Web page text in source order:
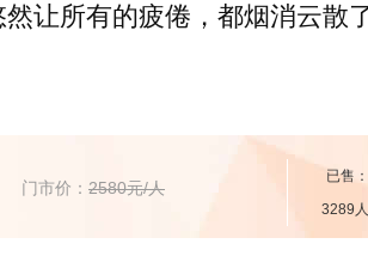
让所有的疲倦，都烟消云散
门市价： 2580元/人
已售
3289